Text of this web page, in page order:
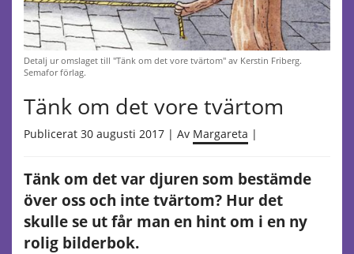
Detalj ur omslaget till "Tänk om det vore tvärtom" av Kerstin Friberg.
Semafor förlag.
Tänk om det vore tvärtom
Publicerat 30 augusti 2017 | Av Margareta |
Tänk om det var djuren som bestämde
över oss och inte tvärtom? Hur det
skulle se ut får man en hint om i en ny
rolig bilderbok.